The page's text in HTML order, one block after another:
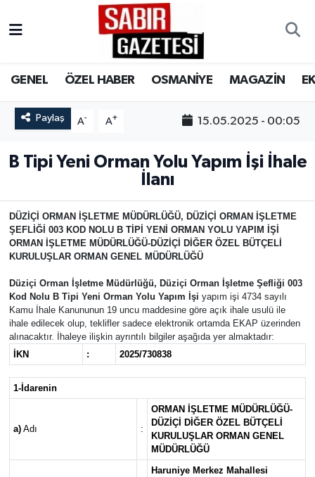
GENEL ÖZEL HABER OSMANİYE MAGAZİN
Paylaş A- A+ 15.05.2025 - 00:05
B Tipi Yeni Orman Yolu Yapım İşi İhale
İlanı
DÜZİÇİ ORMAN İŞLETME MÜDÜRLÜĞÜ, DÜZİÇİ ORMAN İŞLETME
ŞEFLİĞİ 003 KOD NOLU B TİPİ YENİ ORMAN YOLU YAPIM İŞİ
ORMAN İŞLETME MÜDÜRLÜĞÜ-DÜZİÇİ DİĞER ÖZEL BÜTÇELİ
KURULUŞLAR ORMAN GENEL MÜDÜRLÜĞÜ
Düziçi Orman İşletme Müdürlüğü, Düziçi Orman İşletme Şefliği 003
Kod Nolu B Tipi Yeni Orman Yolu Yapım İşi yapım işi 4734 sayılı
Kamu İhale Kanununun 19 uncu maddesine göre açık ihale usulü ile
ihale edilecek olup, teklifler sadece elektronik ortamda EKAP üzerinden
alınacaktır. İhaleye ilişkin ayrıntılı bilgiler aşağıda yer almaktadır:
İKN
: 2025/730838
1-İdarenin
a)Adı :
ORMAN İŞLETME MÜDÜRLÜĞÜ-
DÜZİÇİ DİĞER ÖZEL BÜTÇELİ
KURULUŞLAR ORMAN GENEL
MÜDÜRLÜĞÜ
Haruniye Merkez Mahallesi
OSMANİYE
MAGAZİN
SPOR
Osmaniye Nöbetçi Eczaneler
Osmaniye Trafik Yoğunluk Haritası
Süper Lig Puan Durumu ve Fikstür
Son Dakika Haberleri